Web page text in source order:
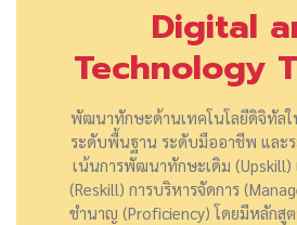
Digital
Technology
พัฒนาทักษะด้านเทคโนโลยีดิจิทัล
ระดับพื้นฐาน ระดับมืออาชีพ และร
เน้นการพัฒนาทักษะเดิม (Upskill)
(Reskill) การบริหารจัดการ
ชำนาญ (Proficiency) โดยมีหลักสู